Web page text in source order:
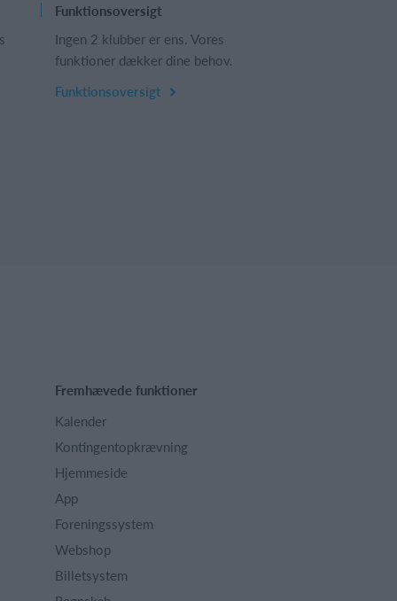
Funktionsoversigt
Ingen 2 klubber er ens. Vores
funktioner dækker dine behov.
Funktionsoversigt
Fremhævede funktioner
Kalender
Kontingentopkrævning
Hjemmeside
App
Foreningssystem
Webshop
Billetsystem